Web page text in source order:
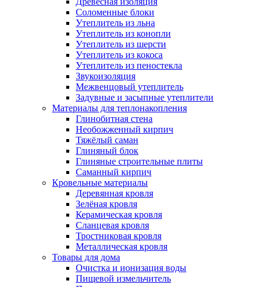
Соломенные блоки
Утеплитель из льна
Утеплитель из конопли
Утеплитель из шерсти
Утеплитель из кокоса
Утеплитель из пеностекла
Звукоизоляция
Межвенцовый утеплитель
Задувные и засыпные утеплители
Материалы для теплонакопления
Глинобитная стена
Необожженный кирпич
Тяжёлый саман
Глиняный блок
Глиняные строительные плиты
Саманный кирпич
Кровельные материалы
Деревянная кровля
Зелёная кровля
Керамическая кровля
Сланцевая кровля
Тростниковая кровля
Металлическая кровля
Товары для дома
Очистка и ионизация воды
Пищевой измельчитель